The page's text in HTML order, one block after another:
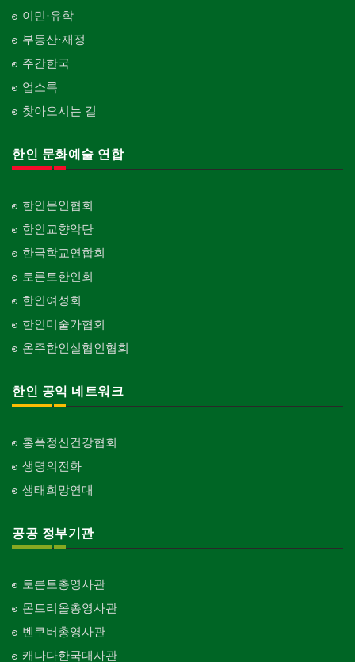
이민·유학
부동산·재정
주간한국
업소록
찾아오시는 길
한인 문화예술 연합
한인문인협회
한인교향악단
한국학교연합회
토론토한인회
한인여성회
한인미술가협회
온주한인실협인협회
한인 공익 네트워크
홍푹정신건강협회
생명의전화
생태희망연대
공공 정부기관
토론토총영사관
몬트리올총영사관
벤쿠버총영사관
캐나다한국대사관